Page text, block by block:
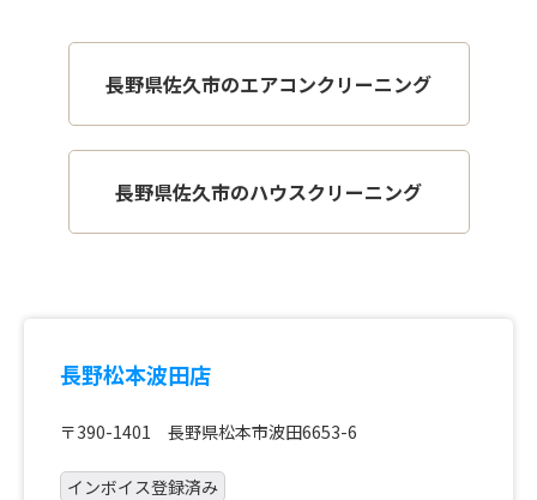
長野県佐久市のエアコンクリーニング
長野県佐久市のハウスクリーニング
長野松本波田店
〒390-1401 長野県松本市波田6653-6
インボイス登録済み